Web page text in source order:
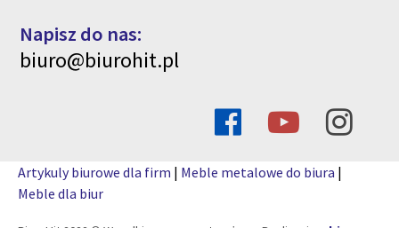
Napisz do nas:
biuro@biurohit.pl
Artykuly biurowe dla firm | Meble metalowe do biura |
Meble dla biur